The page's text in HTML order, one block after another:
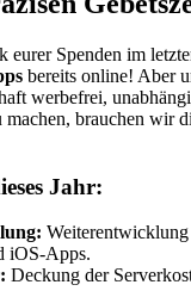
Spenden im
bereits online! Aber
werbefrei,
brauchen wir
Jahr:
Weiterentwicklung
iOS-Apps.
Deckung der